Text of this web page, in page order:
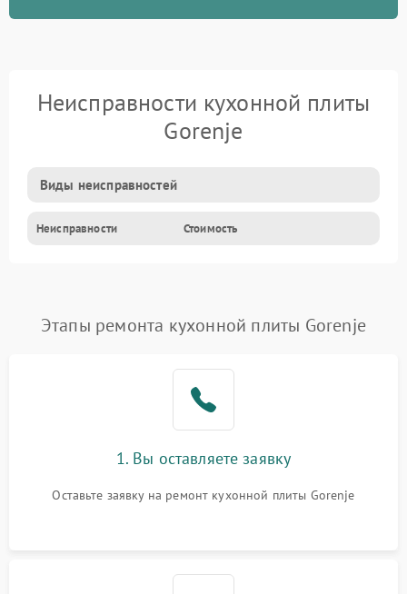
Неисправности кухонной плиты
Gorenje
Виды неисправностей
Неисправности Стоимость
Этапы ремонта кухонной плиты Gorenje
1. Вы оставляете заявку
Оставьте заявку на ремонт кухонной плиты Gorenje